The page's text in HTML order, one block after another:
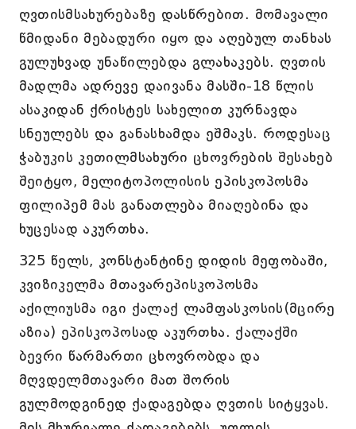
ღვთისმსახურებაზე დასწრებით. მომავალი
წმიდანი მებადური იყო და აღებულ თანხას
გულუხვად უნაწილებდა გლახაკებს. ღვთის
მადლმა ადრევე დაივანა მასში-18 წლის
ასაკიდან ქრისტეს სახელით კურნავდა
სნეულებს და განასხამდა ეშმაკს. როდესაც
ჭაბუკის კეთილმსახური ცხოვრების შესახებ
შეიტყო, მელიტოპოლისის ეპისკოპოსმა
ფილიპემ მას განათლება მიაღებინა და
ხუცესად აკურთხა.
325 წელს, კონსტანტინე დიდის მეფობაში,
კვიზიკელმა მთავარეპისკოპოსმა
აქილიუსმა იგი ქალაქ ლამფასკოსის(მცირე
აზია) ეპისკოპოსად აკურთხა. ქალაქში
ბევრი წარმართი ცხოვრობდა და
მღვდელმთავარი მათ შორის
გულმოდგინედ ქადაგებდა ღვთის სიტყვას.